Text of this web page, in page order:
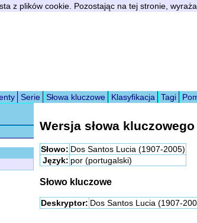
z plików cookie. Pozostając na tej stronie,
Serie Słowa kluczowe Klasyfikacja Tagi
Wersja słowa kluczowego
Słowo: Dos Santos Lucia (1907-2005)
Język: por (portugalski)
Słowo kluczowe
Deskryptor: Dos Santos Lucia (1907-